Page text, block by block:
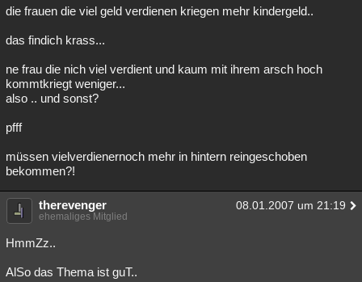
die frauen die viel geld verdienen kriegen mehr kindergeld..
das findich krass...
ne frau die nich viel verdient und kaum mit ihrem arsch hoch
kommtkriegt weniger...
also .. und sonst?
pfff
müssen vielverdienernoch mehr in hintern reingeschoben
bekommen?!
therevenger 08.01.2007 um 21:19
ehemaliges Mitglied
HmmZz..
AlSo das Thema ist guT..